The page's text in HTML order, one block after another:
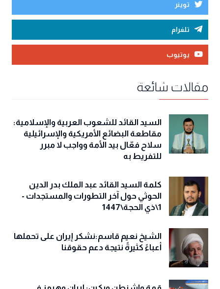
توينر
تلغرام
يوتيوب
مقالات شائعة
السيد القائد للشعوب العربية والإسلامية:
مقاطعة البضائع الأمريكية والإسرائيلية
سلاح فعّال بيد الأمة وواجب لا مبرر
للتفريط به
كلمة السيد القائد عبد الملك بدر الدين
الحوثي حول آخر التطورات والمستجدات -
1\ذي الحجة\1447
الشيخ نعيم قاسم:نشكر إيران على تحملها
أعباءً كثيرةً نتيجة دعم حقوقنا